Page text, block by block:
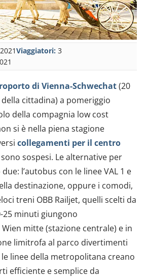
Viaggiatori: 3
di Vienna-Schwechat(20
cittadina) a pomeriggio
della compagnia low cost
si è nella piena stagione
collegamenti per il centro
sono sospesi. Le alternative per
l’autobus con le linee VAL 1 e
destinazione, oppure i comodi,
treni OBB Railjet, quelli scelti da
25 minuti giungono
mitte (stazione centrale) e in
limitrofa al parco divertimenti
linee della metropolitana creano
efficiente e semplice da